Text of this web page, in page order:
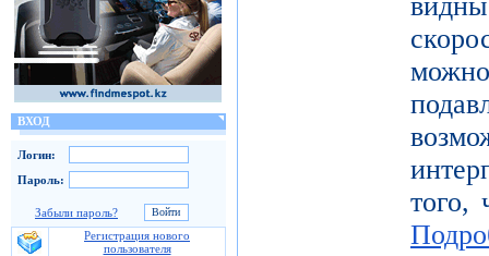
ВХОД
Логин:
Пароль:
Забыли пароль?
Регистрация нового
пользователя
того,